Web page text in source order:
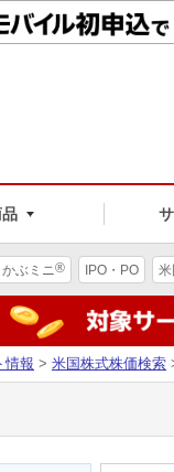
かぶミニ® IPO・PO
情報 > 米国株式株価検索